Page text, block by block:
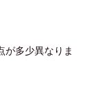
が多少異なりま